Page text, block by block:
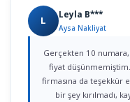
L Leyla B***
Aysa Nakliyat
Gerçekten 10 numara, bu kadar hızlı, kaliteli, temiz ve uygun
fiyat
firmasına da teşekkür
bir şey kırılmadı,